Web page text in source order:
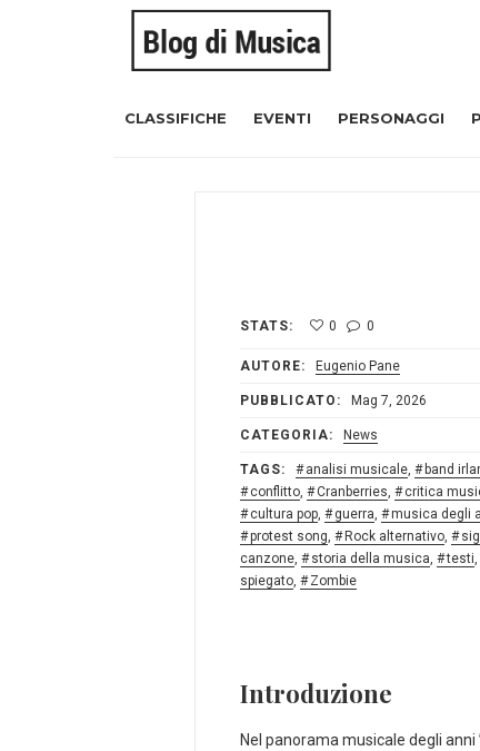
CLASSIFICHE EVENTI PERSONAGGI
STATS: 0 0
AUTORE: Eugenio Pane
PUBBLICATO: Mag 7, 2026
CATEGORIA: News
TAGS: analisi musicale, band
conflitto, Cranberries, critica
cultura pop, guerra, musica degli
protest song, Rock alternativo,
canzone, storia della musica, testi,
spiegato, Zombie
Introduzione
Nel panorama musicale degli